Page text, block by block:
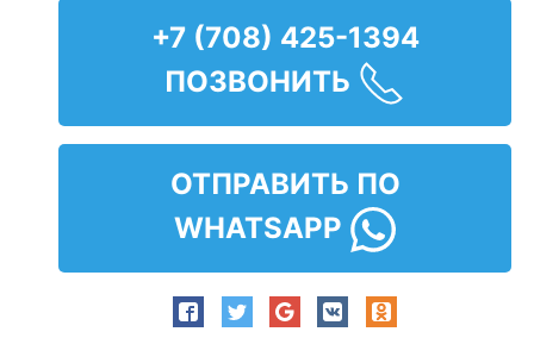
+7 (708) 425-1394
ПОЗВОНИТЬ
ОТПРАВИТЬ ПО
WHATSAPP